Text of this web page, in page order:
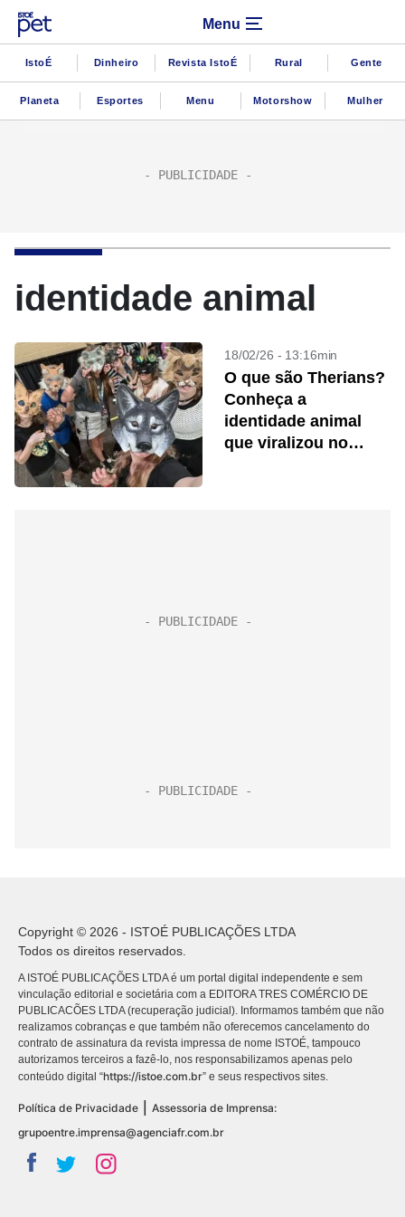
Menu
IstoÉ Dinheiro Revista IstoÉ Rural Gente
Planeta Esportes Menu Motorshow Mulher
identidade animal
18/02/26 - 13:16min
O que são Therians?
Conheça a
identidade animal
que viralizou no
Copyright © 2026 - ISTOÉ PUBLICAÇÕES LTDA
Todos os direitos reservados.
A ISTOÉ PUBLICAÇÕES LTDA é um portal digital independente e sem
vinculação editorial e societária com a EDITORA TRES COMÉRCIO DE
PUBLICACÕES LTDA (recuperação judicial). Informamos também que não
realizamos cobranças e que também não oferecemos cancelamento do
contrato de assinatura da revista impressa de nome ISTOÉ, tampouco
autorizamos terceiros a fazê-lo, nos responsabilizamos apenas pelo
conteúdo digital “https://istoe.com.br” e seus respectivos sites.
Política de Privacidade
Assessoria de Imprensa:
grupoentre.imprensa@agenciafr.com.br